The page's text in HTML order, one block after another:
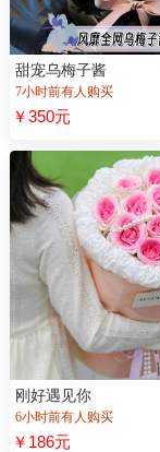
甜宠乌梅子酱
7小时前有人购买
￥350元
刚好遇见你
6小时前有人购买
￥186元